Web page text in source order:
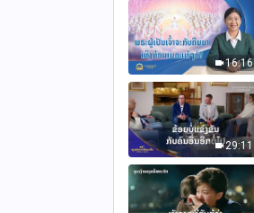
16:16
29:11